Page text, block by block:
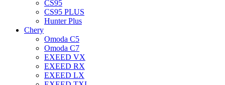
CS95
CS95 PLUS
Hunter Plus
Chery
Omoda C5
Omoda C7
EXEED VX
EXEED RX
EXEED LX